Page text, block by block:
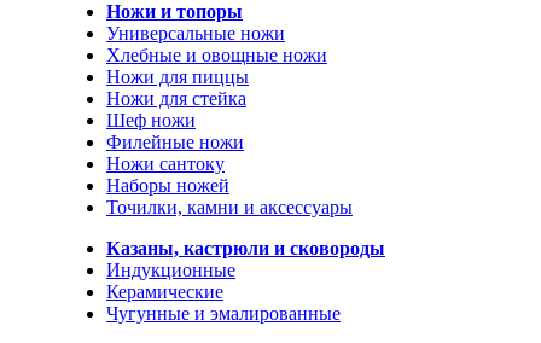
Ножи и топоры
Универсальные ножи
Хлебные и овощные ножи
Ножи для пиццы
Ножи для стейка
Шеф ножи
Филейные ножи
Ножи сантоку
Наборы ножей
Точилки, камни и аксессуары
Казаны, кастрюли и сковороды
Индукционные
Керамические
Чугунные и эмалированные